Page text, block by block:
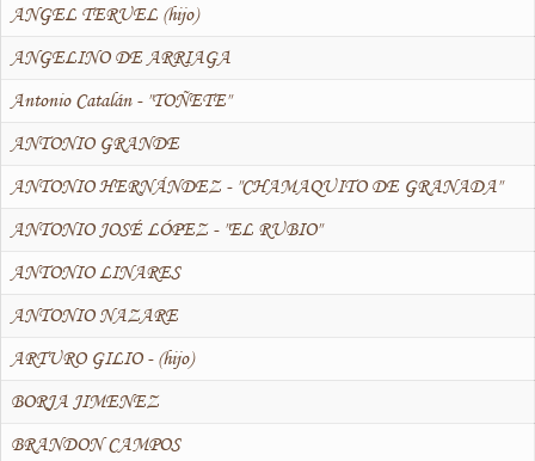
ANGEL TERUEL (hijo)
ANGELINO DE ARRIAGA
Antonio Catalán - "TOÑETE"
ANTONIO GRANDE
ANTONIO HERNÁNDEZ - "CHAMAQUITO DE GRANADA"
ANTONIO JOSÉ LÓPEZ - "EL RUBIO"
ANTONIO LINARES
ANTONIO NAZARE
ARTURO GILIO - (hijo)
BORJA JIMENEZ
BRANDON CAMPOS